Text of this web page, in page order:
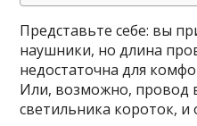
Представьте себе: вы
наушники, но длина
недостаточна для
Или, возможно, провод
светильника короток, и